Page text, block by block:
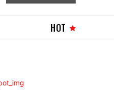
HOT